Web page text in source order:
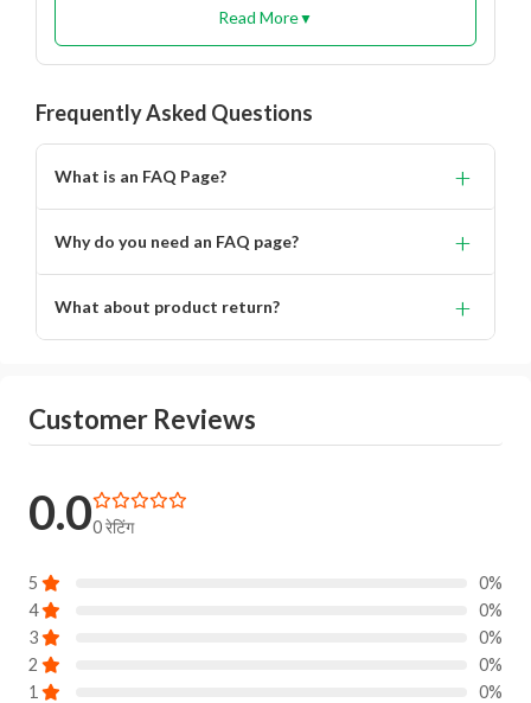
Read More▼
Frequently Asked Questions
What is an FAQ Page? +
Why do you need an FAQ page? +
What about product return? +
Customer Reviews
0.00 रेटिंग
5
0%
4
0%
3
0%
2
0%
1
0%